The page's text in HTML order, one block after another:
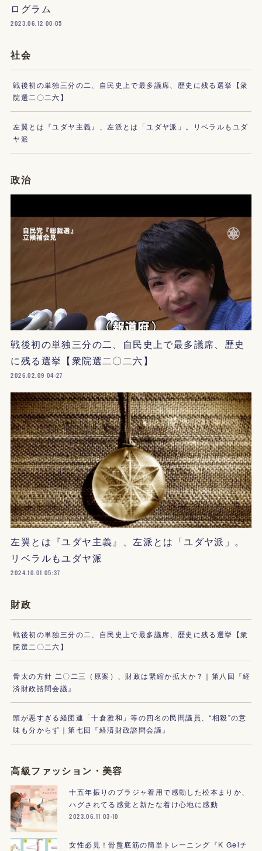
ログラム
2023.06.12 00:05
社会
戦後初の単独三分の二、自民史上で最多議席、歴史に残る選挙【衆
院選二〇二六】
左翼とは『ユダヤ主義』、左派とは「ユダヤ派」。リベラルもユダ
ヤ派
政治
戦後初の単独三分の二、自民史上で最多議席、歴史
に残る選挙【衆院選二〇二六】
2026.02.09 04:27
左翼とは『ユダヤ主義』、左派とは「ユダヤ派」。
リベラルもユダヤ派
2024.10.01 05:37
財政
戦後初の単独三分の二、自民史上で最多議席、歴史に残る選挙【衆
院選二〇二六】
骨太の方針 二〇二三（原案）、財政は緊縮か拡大か？｜第八回『経
済財政諮問会議』
頭が悪すぎる経団連「十倉雅和」等の四名の民間議員、“相殺”の意
味も分からず｜第七回『経済財政諮問会議』
高級ファッション・美容
十五年振りのブラジャ着用で感動した松本まりか、
ハグされてる感覚と新たな着け心地に感動
2023.06.11 03:10
女性必見！骨盤底筋の簡単トレーニング『K Gelチ